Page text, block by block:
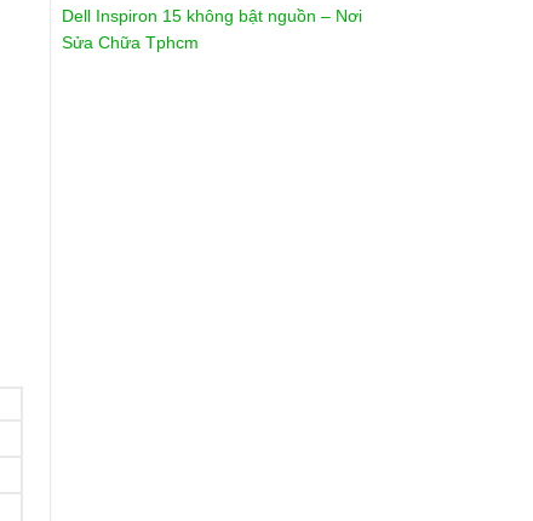
Dell Inspiron 15 không bật nguồn – Nơi
Sửa Chữa Tphcm